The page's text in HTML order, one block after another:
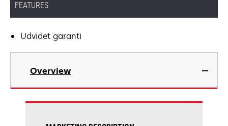
FEATURES
Udvidet garanti
Overview